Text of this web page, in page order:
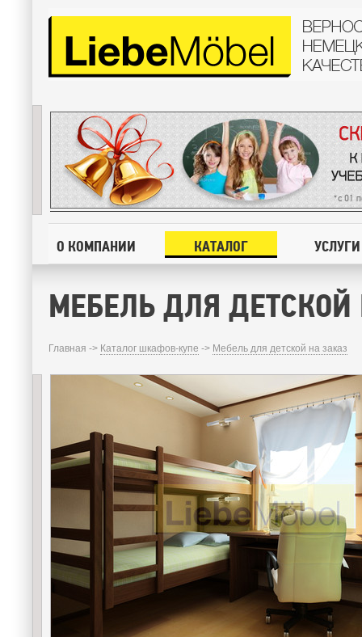
О КОМПАНИИ КАТАЛОГ УСЛУГИ
МЕБЕЛЬ ДЛЯ ДЕТСКОЙ
Главная -> Каталог шкафов-купе -> Мебель для детской на заказ